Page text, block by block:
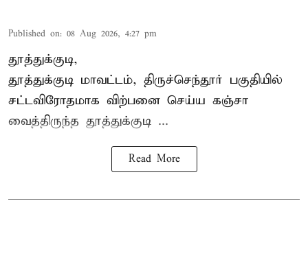
Published on: 08 Aug 2026, 4:27 pm
தூத்துக்குடி,
தூத்துக்குடி மாவட்டம், திருச்செந்தூர் பகுதியில்
சட்டவிரோதமாக விற்பனை செய்ய கஞ்சா
வைத்திருந்த தூத்துக்குடி ...
Read More